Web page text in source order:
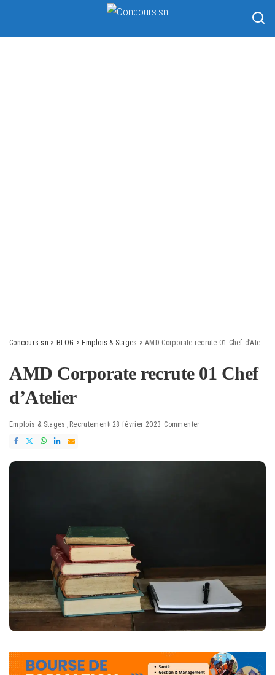
Concours.sn > BLOG > Emplois & Stages >AMD Corporate recrute 01 Chef d’Atelier
AMD Corporate recrute 01 Chef
d’Atelier
Emplois & Stages Recrutement 28 février 2023 Commenter